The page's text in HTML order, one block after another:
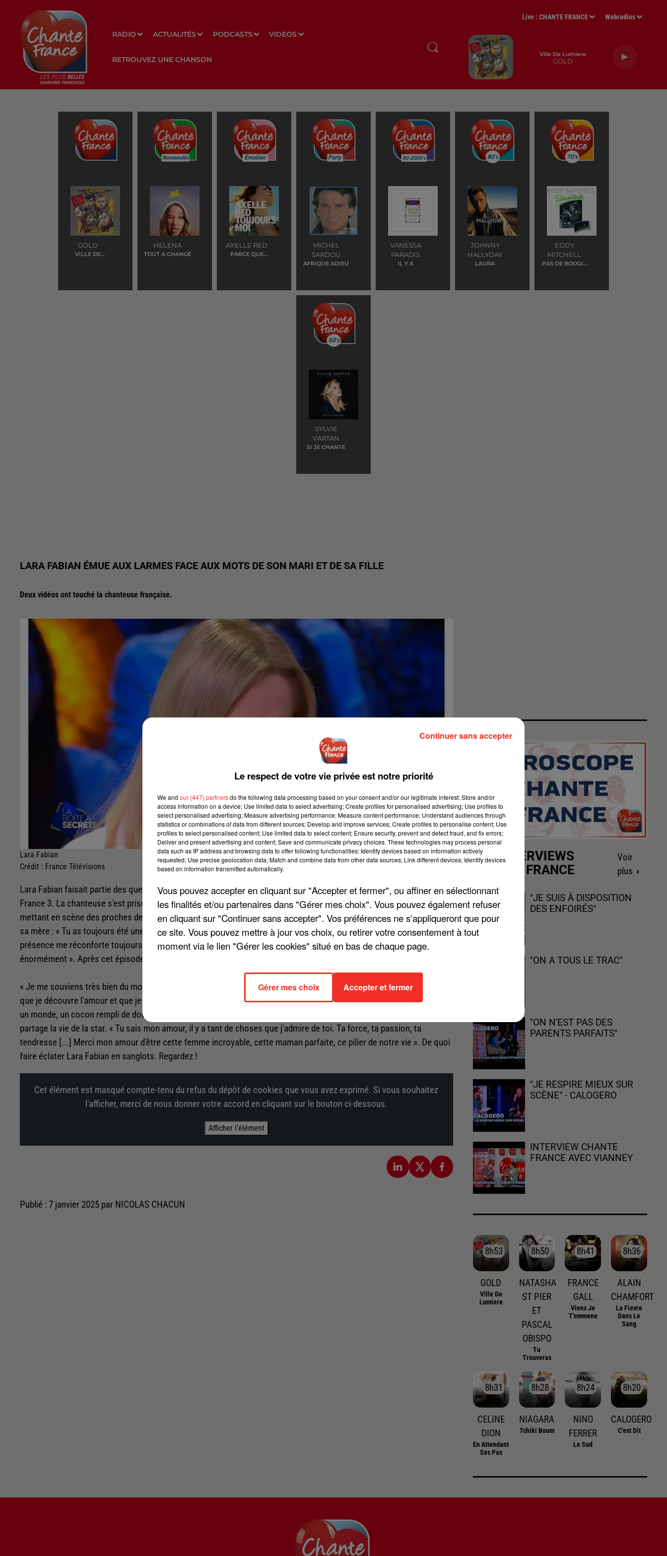
RADIO ACTUALITÉS PODCASTS VIDEOS
RETROUVEZ UNE CHANSON
Live :CHANTE FRANCE Webradios
Ville De Lumiere
GOLD
GOLD
VILLE DE
HELENA
TOUT A CHANGÉ
AXELLE RED
PARCE QUE
MICHEL
SARDOU
AFRIQUE ADIEU
VANESSA
PARADIS
IL Y A
JOHNNY
HALLYDAY
LAURA
EDDY
MITCHELL
PAS DE BOOGIE
SYLVIE
VARTAN
SI JE CHANTE
LARA FABIAN ÉMUE AUX LARMES FACE AUX MOTS DE SON MARI ET DE SA FILLE
Deux vidéos ont touché la chanteuse française.
Lara Fabian
Crédit : France Télévisions
Lara Fabian faisait partie des quelques invités de « La Boîte à Secrets », émission diffusée vendredi 3 janvier sur
France 3. La chanteuse s'est prise au jeu de ce programme, qui alterne confidences mais aussi séquences émotion,
mettant en scène des proches des invités. Lou, 17 ans, est la fille de Lara Fabian. Elle a adressé un message vidéo à
sa mère : « Tu as toujours été une maman qui me protégeait, qui était là pour moi, accueillante, prévenante. Ta
présence me réconforte toujours [...] Même si je ne te le dis pas ou ne le démontre pas souvent, je t'aime
énormément ». Après cet épisode, c'est au tour d'une vidéo du mari de Lara Fabian, Gabriel Di Giorgio, d'être diffusée.
« Je me souviens très bien du moment où je te rencontre pour la première fois. En fait, c'est à partir de ce moment-là
que je découvre l'amour et que je sais que tu étais ma femme. C'est incroyable de penser qu'on a réussi à construire
un monde, un cocon rempli de douceur et de rires où rien n'a d'importance que notre famille », déclare celui qui
partage la vie de la star. « Tu sais mon amour, il y a tant de choses que j'admire de toi. Ta force, ta passion, ta
tendresse [...] Merci mon amour d'être cette femme incroyable, cette maman parfaite, ce pilier de notre vie ». De quoi
faire éclater Lara Fabian en sanglots. Regardez !
Cet élément est masqué compte-tenu du refus du dépôt de cookies que vous avez exprimé. Si vous souhaitez
l'afficher, merci de nous donner votre accord en cliquant sur le bouton ci-dessous.
Afficher l'élément
Publié : 7 janvier 2025 par NICOLAS CHACUN
LES INTERVIEWS
CHANTE FRANCE
Voir
plus
"JE SUIS À DISPOSITION
DES ENFOIRÉS"
"ON A TOUS LE TRAC"
"ON N'EST PAS DES
PARENTS PARFAITS"
"JE RESPIRE MIEUX SUR
SCÈNE" - CALOGERO
INTERVIEW CHANTE
FRANCE AVEC VIANNEY
8h53
8h53
GOLD
Ville De
Lumiere
8h50
8h50
NATASHA
ST PIER
ET
PASCAL
OBISPO
Tu
Trouveras
8h41
8h41
FRANCE
GALL
Viens Je
T'emmene
8h36
8h36
ALAIN
CHAMFORT
La Fievre
Dans Le
Sang
8h31
8h31
CELINE
DION
En Attendant
Ses Pas
8h28
8h28
NIAGARA
Tchiki Boum
8h24
8h24
NINO
FERRER
Le Sud
8h20
8h20
CALOGERO
C'est Dit
Le respect de votre vie privée est notre priorité
We and our (447) partnersdo the following data processing based on your consent and/or our legitimate interest: Store and/or
access information on a device; Use limited data to select advertising; Create profiles for personalised advertising; Use profiles to
select personalised advertising; Measure advertising performance; Measure content performance; Understand audiences through
statistics or combinations of data from different sources; Develop and improve services; Create profiles to personalise content; Use
profiles to select personalised content; Use limited data to select content; Ensure security, prevent and detect fraud, and fix errors;
Deliver and present advertising and content; Save and communicate privacy choices. These technologies may process personal
data such as IP address and browsing data to offer following functionalities: Identify devices based on information actively
requested; Use precise geolocation data; Match and combine data from other data sources; Link different devices; Identify devices
based on information transmitted automatically.
Vous pouvez accepter en cliquant sur "Accepter et fermer", ou affiner en sélectionnant
les finalités et/ou partenaires dans "Gérer mes choix". Vous pouvez également refuser
en cliquant sur "Continuer sans accepter". Vos préférences ne s'appliqueront que pour
ce site. Vous pouvez mettre à jour vos choix, ou retirer votre consentement à tout
moment via le lien "Gérer les cookies" situé en bas de chaque page.
Gérer mes choix Accepter et fermer
Continuer sans accepter